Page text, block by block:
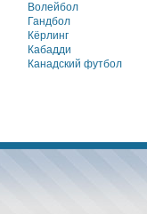
Волейбол
Гандбол
Кёрлинг
Кабадди
Канадский футбол